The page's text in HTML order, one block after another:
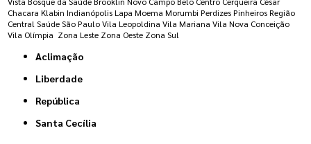
Chacara Klabin Indianópolis Lapa Moema Morumbi Perdizes Pinheiros Região
Central Saúde São Paulo Vila Leopoldina Vila Mariana Vila Nova Conceição
Vila Olímpia Zona Leste Zona Oeste Zona Sul
Aclimação
Liberdade
República
Santa Cecília